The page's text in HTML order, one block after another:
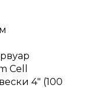
Cell
4" (100